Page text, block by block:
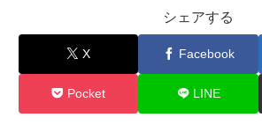
シェアする
X Facebook
Pocket LINE